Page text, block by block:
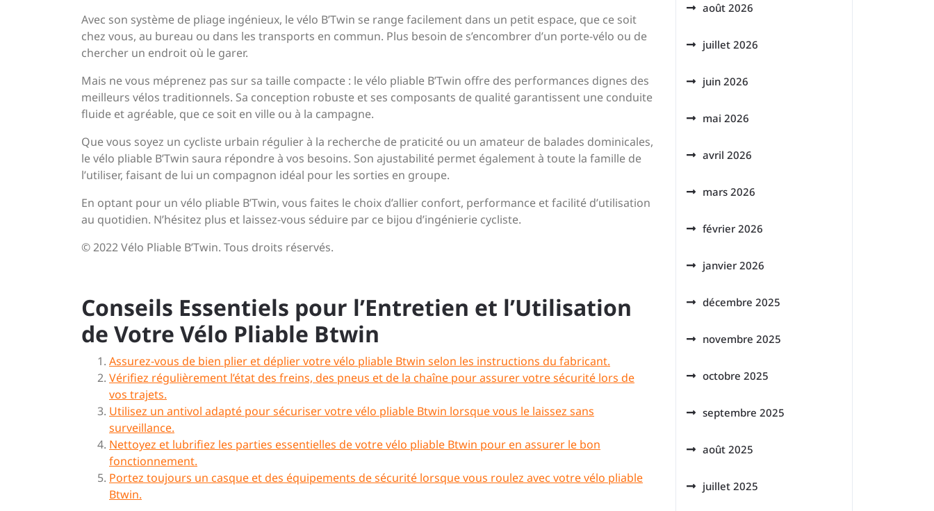
Avec son système de pliage ingénieux, le vélo B’Twin se range facilement dans un petit espace, que ce soit
chez vous, au bureau ou dans les transports en commun. Plus besoin de s’encombrer d’un porte-vélo ou de
chercher un endroit où le garer.
Mais ne vous méprenez pas sur sa taille compacte : le vélo pliable B’Twin offre des performances dignes des
meilleurs vélos traditionnels. Sa conception robuste et ses composants de qualité garantissent une conduite
fluide et agréable, que ce soit en ville ou à la campagne.
Que vous soyez un cycliste urbain régulier à la recherche de praticité ou un amateur de balades dominicales,
le vélo pliable B’Twin saura répondre à vos besoins. Son ajustabilité permet également à toute la famille de
l’utiliser, faisant de lui un compagnon idéal pour les sorties en groupe.
En optant pour un vélo pliable B’Twin, vous faites le choix d’allier confort, performance et facilité d’utilisation
au quotidien. N’hésitez plus et laissez-vous séduire par ce bijou d’ingénierie cycliste.
© 2022 Vélo Pliable B’Twin. Tous droits réservés.
Conseils Essentiels pour l’Entretien et l’Utilisation
de Votre Vélo Pliable Btwin
Assurez-vous de bien plier et déplier votre vélo pliable Btwin selon les instructions du fabricant.
Vérifiez régulièrement l’état des freins, des pneus et de la chaîne pour assurer votre sécurité lors de
vos trajets.
Utilisez un antivol adapté pour sécuriser votre vélo pliable Btwin lorsque vous le laissez sans
surveillance.
Nettoyez et lubrifiez les parties essentielles de votre vélo pliable Btwin pour en assurer le bon
fonctionnement.
Portez toujours un casque et des équipements de sécurité lorsque vous roulez avec votre vélo pliable
Btwin.
août 2026
juillet 2026
juin 2026
mai 2026
avril 2026
mars 2026
février 2026
janvier 2026
décembre 2025
novembre 2025
octobre 2025
septembre 2025
août 2025
juillet 2025